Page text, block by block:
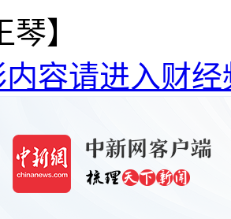
琴】
容请进入财经